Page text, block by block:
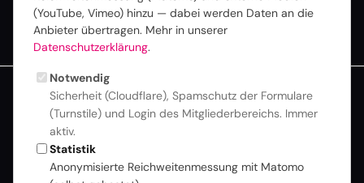
Mitglieder-Login
Zur besseren Lesbarkeit verwenden wir auf dieser Website
eine einheitliche Sprachform. Alle Personenbezeichnungen
gelten selbstverständlich für alle Geschlechter
gleichermaßen. Mehr zu Inklusion & Haltung
© 2026 DTVP | Datenschutz
(YouTube, Vimeo) hinzu — dabei werden Daten an die
Anbieter übertragen. Mehr in unserer
Datenschutzerklärung.
Notwendig
Sicherheit (Cloudflare), Spamschutz der Formulare
(Turnstile) und Login des Mitgliederbereichs. Immer
aktiv.
Statistik
Anonymisierte Reichweitenmessung mit Matomo